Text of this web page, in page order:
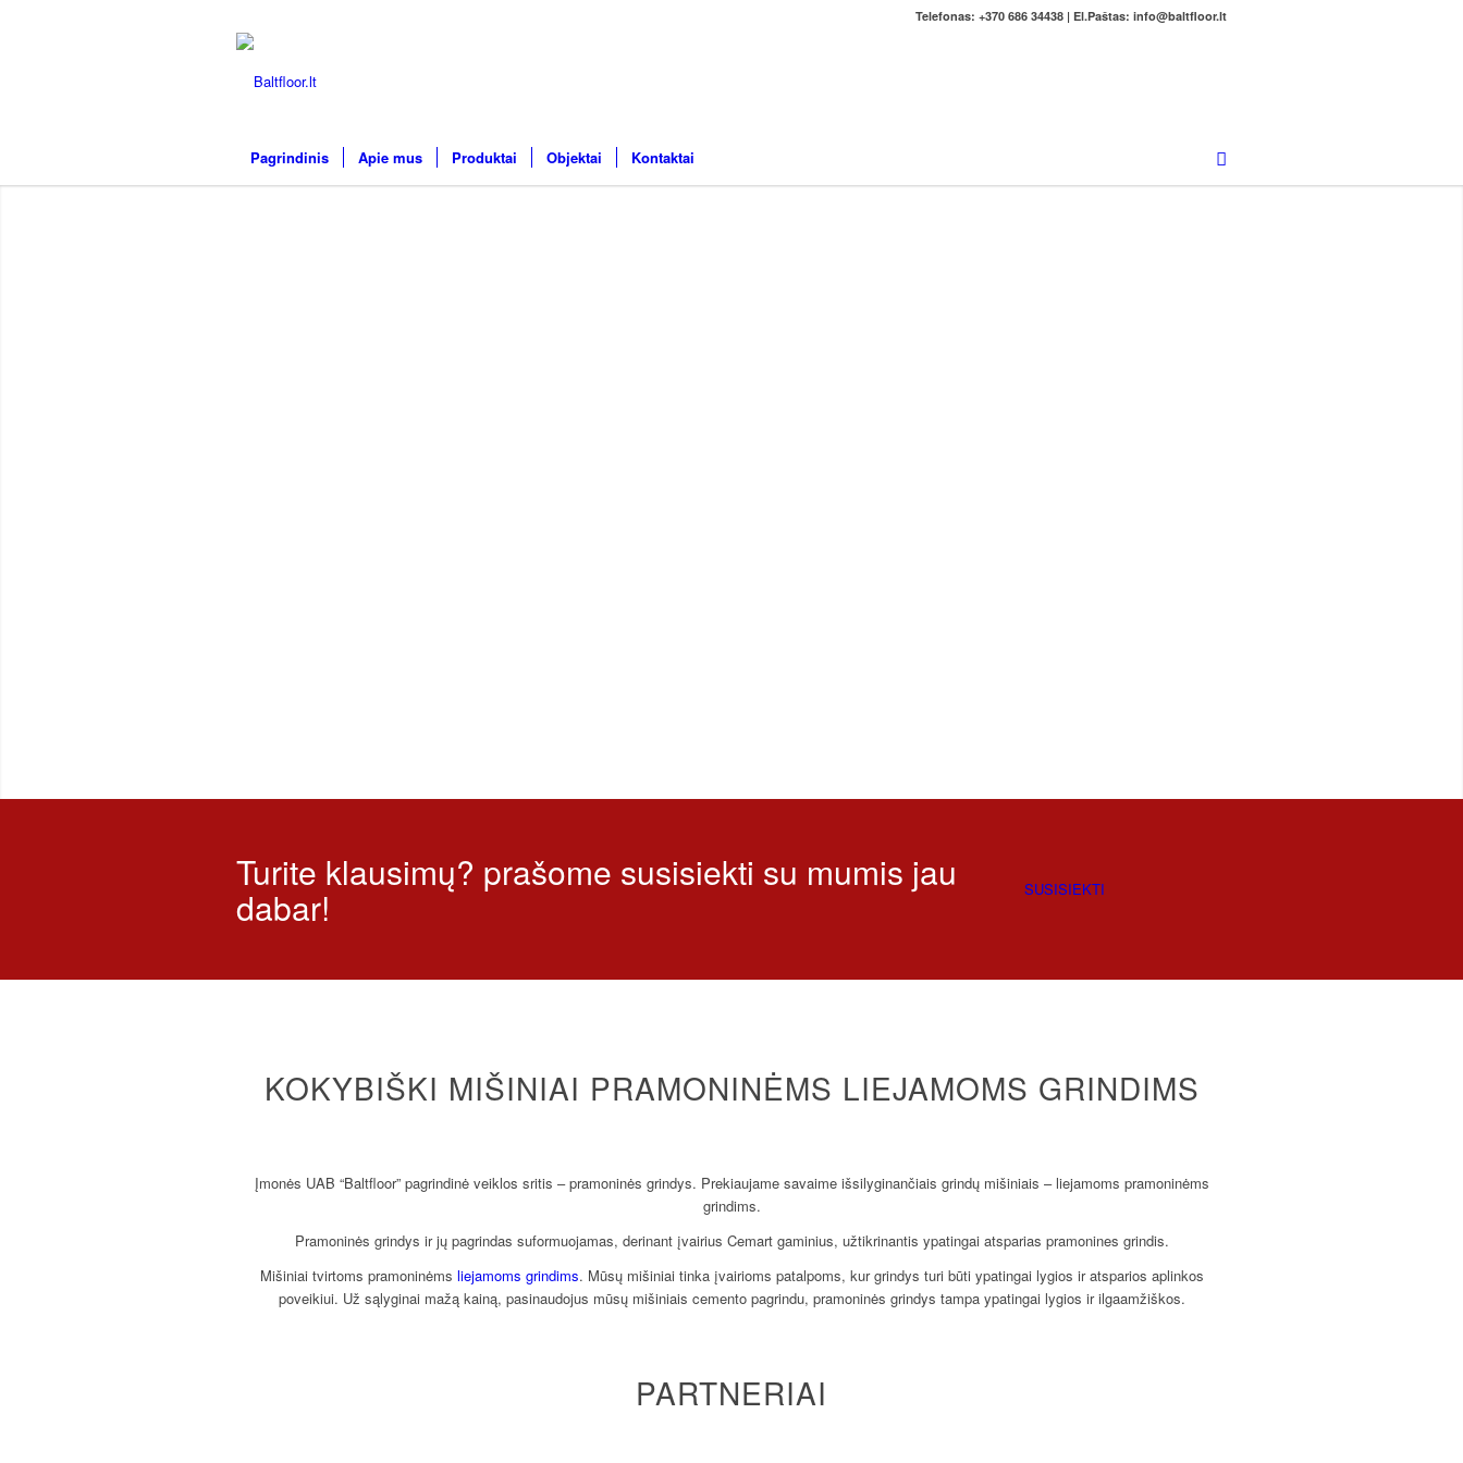
Telefonas: +370 686 34438 | El.Paštas: info@baltfloor.lt
Pagrindinis Apie mus Produktai Objektai Kontaktai
Turite klausimų? prašome susisiekti su mumis jau
dabar! SUSISIEKTI
KOKYBIŠKI MIŠINIAI PRAMONINĖMS LIEJAMOMS GRINDIMS
Įmonės UAB “Baltfloor” pagrindinė veiklos sritis – pramoninės grindys. Prekiaujame savaime išsilyginančiais grindų mišiniais – liejamoms pramoninėms
grindims.
Pramoninės grindys ir jų pagrindas suformuojamas, derinant įvairius Cemart gaminius, užtikrinantis ypatingai atsparias pramonines grindis.
Mišiniai tvirtoms pramoninėms liejamoms grindims. Mūsų mišiniai tinka įvairioms patalpoms, kur grindys turi būti ypatingai lygios ir atsparios aplinkos
poveikiui. Už sąlyginai mažą kainą, pasinaudojus mūsų mišiniais cemento pagrindu, pramoninės grindys tampa ypatingai lygios ir ilgaamžiškos.
PARTNERIAI